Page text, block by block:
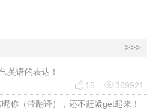
>>>
英语的表达！
 15 369921
称（带翻译），还不赶紧get起来！